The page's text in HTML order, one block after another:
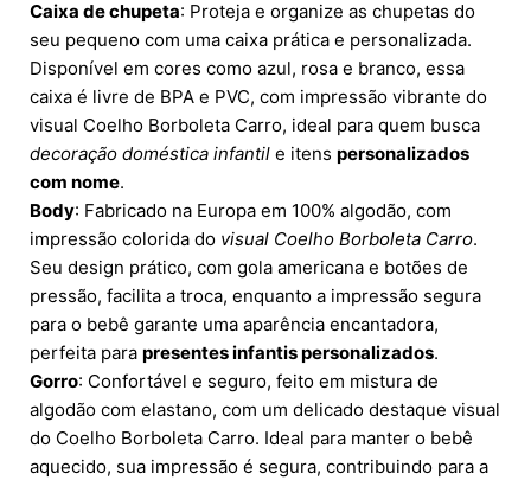
Caixa de chupeta: Proteja e organize as chupetas do
seu pequeno com uma caixa prática e personalizada.
Disponível em cores como azul, rosa e branco, essa
caixa é livre de BPA e PVC, com impressão vibrante do
visual Coelho Borboleta Carro, ideal para quem busca
decoração doméstica infantil e itens personalizados
com nome.
Body: Fabricado na Europa em 100% algodão, com
impressão colorida do visual Coelho Borboleta Carro.
Seu design prático, com gola americana e botões de
pressão, facilita a troca, enquanto a impressão segura
para o bebê garante uma aparência encantadora,
perfeita para presentes infantis personalizados.
Gorro: Confortável e seguro, feito em mistura de
algodão com elastano, com um delicado destaque visual
do Coelho Borboleta Carro. Ideal para manter o bebê
aquecido, sua impressão é segura, contribuindo para a